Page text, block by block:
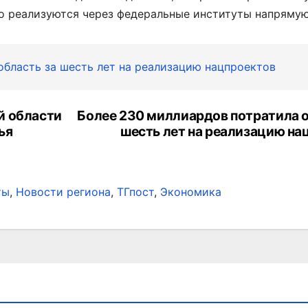
реализуются через федеральные институты
за шесть лет на реализацию нацпроектов
Более 230 миллиардов потратила
шесть лет на реализацию
области
, Новости региона, ТГпост, Экономика